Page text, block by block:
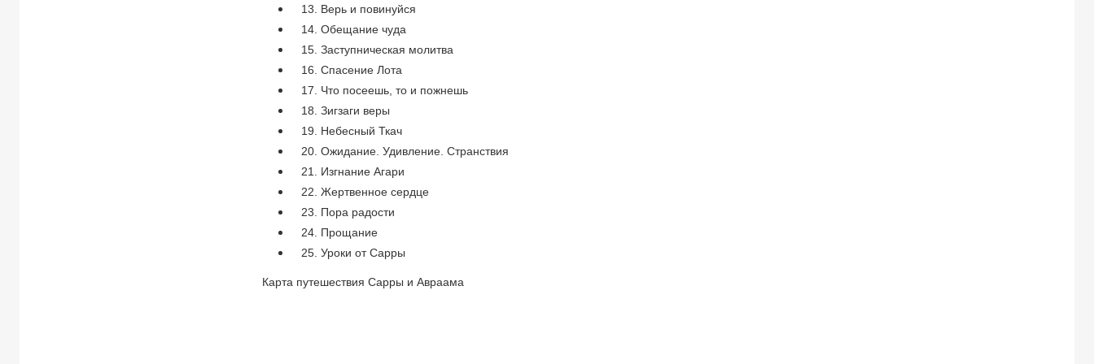
13. Верь и повинуйся
14. Обещание чуда
15. Заступническая молитва
16. Спасение Лота
17. Что посеешь, то и пожнешь
18. Зигзаги веры
19. Небесный Ткач
20. Ожидание. Удивление. Странствия
21. Изгнание Агари
22. Жертвенное сердце
23. Пора радости
24. Прощание
25. Уроки от Сарры
Карта путешествия Сарры и Авраама